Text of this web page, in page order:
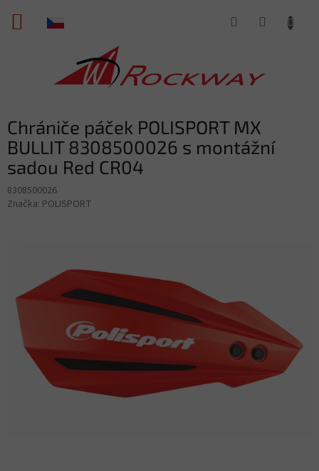
obsah
NÁKUPNÍ
Chrániče páček POLISPORT MX
BULLIT 8308500026 s montážní
sadou Red CR04
8308500026
Značka: POLISPORT